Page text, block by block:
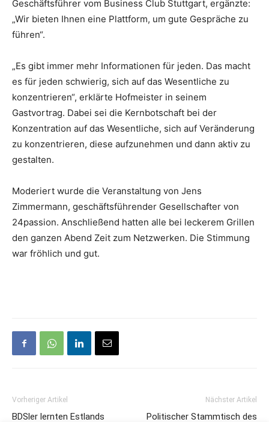
Geschäftsführer vom Business Club Stuttgart, ergänzte:
„Wir bieten Ihnen eine Plattform, um gute Gespräche zu
führen“.
„Es gibt immer mehr Informationen für jeden. Das macht
es für jeden schwierig, sich auf das Wesentliche zu
konzentrieren“, erklärte Hofmeister in seinem
Gastvortrag. Dabei sei die Kernbotschaft bei der
Konzentration auf das Wesentliche, sich auf Veränderung
zu konzentrieren, diese aufzunehmen und dann aktiv zu
gestalten.
Moderiert wurde die Veranstaltung von Jens
Zimmermann, geschäftsführender Gesellschafter von
24passion. Anschließend hatten alle bei leckerem Grillen
den ganzen Abend Zeit zum Netzwerken. Die Stimmung
war fröhlich und gut.
Vorheriger Artikel
BDSler lernten Estlands
Nächster Artikel
Politischer Stammtisch des